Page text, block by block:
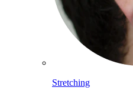
Stretching